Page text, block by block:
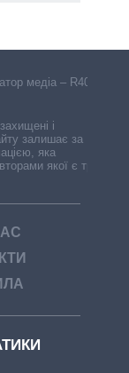
медіа – R40-
і
залишає за
яка
якої є треті